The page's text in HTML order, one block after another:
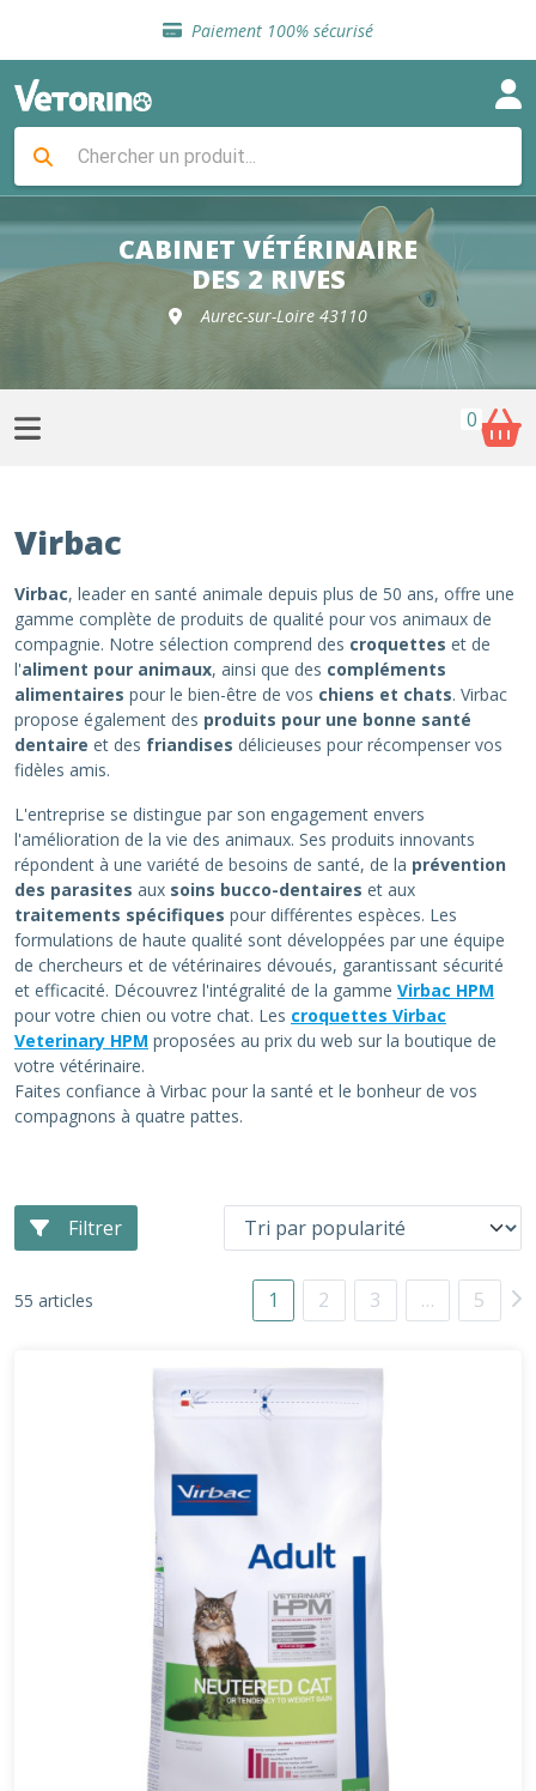
Paiement 100% sécurisé
Livraison gratuite en clinique vétérinaire
Sélection de croquettes vétérinaire
Livraison gratuite en clinique vétérinaire
Retour gratuit en clinique
Sélection de croquettes vétérinaire
CABINET VÉTÉRINAIRE
DES 2 RIVES
Aurec-sur-Loire 43110
0
Virbac
Virbac, leader en santé animale depuis plus de 50 ans, offre une
gamme complète de produits de qualité pour vos animaux de
compagnie. Notre sélection comprend des croquettes et de
l'aliment pour animaux, ainsi que des compléments
alimentaires pour le bien-être de vos chiens et chats. Virbac
propose également des produits pour une bonne santé
dentaire et des friandises délicieuses pour récompenser vos
fidèles amis.
L'entreprise se distingue par son engagement envers
l'amélioration de la vie des animaux. Ses produits innovants
répondent à une variété de besoins de santé, de la prévention
des parasites aux soins bucco-dentaires et aux
traitements spécifiques pour différentes espèces. Les
formulations de haute qualité sont développées par une équipe
de chercheurs et de vétérinaires dévoués, garantissant sécurité
et efficacité. Découvrez l'intégralité de la gamme Virbac HPM
pour votre chien ou votre chat. Les croquettes Virbac
Veterinary HPM proposées au prix du web sur la boutique de
votre vétérinaire.
Faites confiance à Virbac pour la santé et le bonheur de vos
compagnons à quatre pattes.
Filtrer
55 articles 1 2 3 … 5